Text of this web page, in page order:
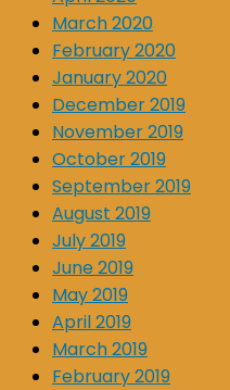
March 2020
February 2020
January 2020
December 2019
November 2019
October 2019
September 2019
August 2019
July 2019
June 2019
May 2019
April 2019
March 2019
February 2019